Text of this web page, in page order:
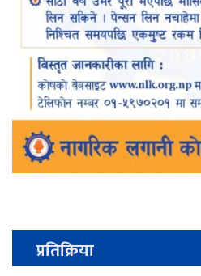
प्रतिक्रिया